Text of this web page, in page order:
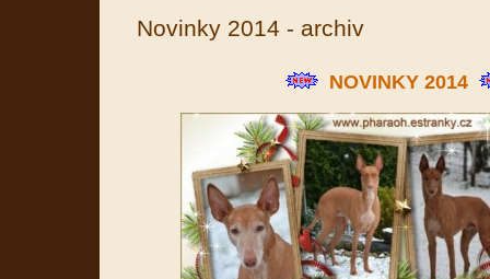
Novinky 2014 - archiv
NOVINKY 2014